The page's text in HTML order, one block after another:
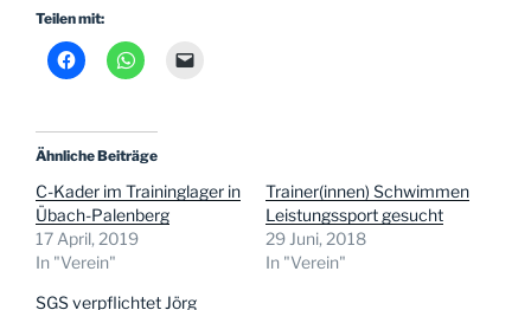
Teilen mit:
Ähnliche Beiträge
C-Kader im Traininglager in
Übach-Palenberg
17 April, 2019
In "Verein"
Trainer(innen) Schwimmen
Leistungssport gesucht
29 Juni, 2018
In "Verein"
SGS verpflichtet Jörg